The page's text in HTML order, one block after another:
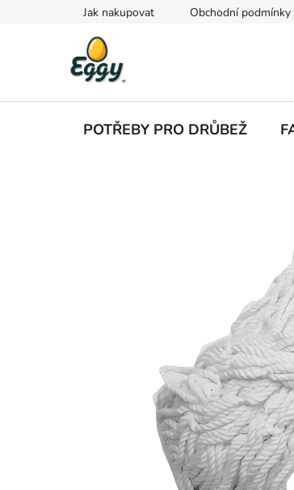
Jak nakupovat Obchodní podmínky
POTŘEBY PRO DRŮBEŽ